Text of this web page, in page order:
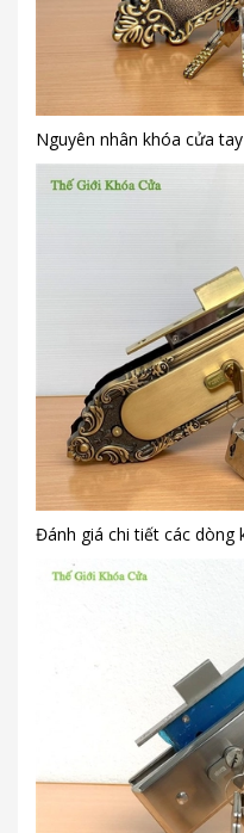
Nguyên nhân khóa cửa
Đánh giá chi tiết các dòng